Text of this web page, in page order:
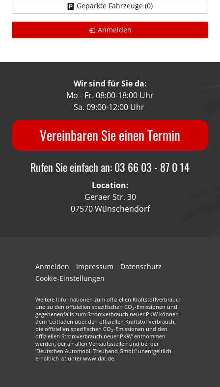
Geparkte Fahrzeuge (0)
Anmelden
Wir sind für Sie da:
Mo - Fr. 08:00-18:00 Uhr
Sa. 09:00-12:00 Uhr
Vereinbaren Sie einen Termin
Rufen Sie einfach an: 03 66 03 - 87 0 14
Location:
Geraer Str. 30
07570 Wünschendorf
Anmelden Impressum
Datenschutz
Cookie-Einstellungen
Weitere Informationen zum offiziellen Kraftstoffverbrauch
und zu den offiziellen spezifischen CO2-Emissionen und
gegebenenfalls zum Stromverbrauch neuer PKW können
dem 'Leitfaden über den offiziellen Kraftstoffverbrauch,
die offiziellen spezifischen CO2-Emissionen und den
offiziellen Stromverbrauch neuer PKW' entnommen
werden, der an allen Verkaufsstellen und bei der
'Deutschen Automobil Treuhand GmbH' unentgeltlich
erhältlich ist unter www.dat.de.